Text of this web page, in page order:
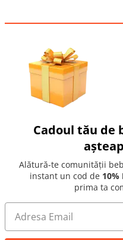
Cadoul tău de
Alătură-te comunității
instant un cod de 10%
prima ta